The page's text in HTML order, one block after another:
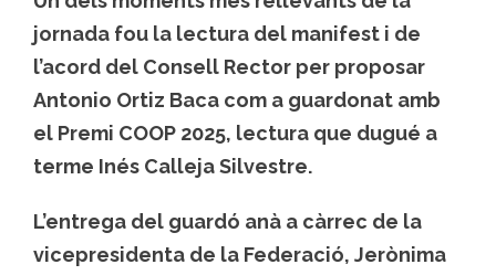
jornada fou la lectura del manifest i de
l’acord del Consell Rector per proposar
Antonio Ortiz Baca com a guardonat amb
el Premi COOP 2025, lectura que dugué a
terme Inés Calleja Silvestre.
L’entrega del guardó anà a càrrec de la
vicepresidenta de la Federació, Jerònima